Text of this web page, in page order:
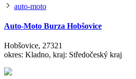
auto-moto
Auto-Moto Burza Hobšovice
Hobšovice, 27321
okres: Kladno, kraj: Středočeský kraj